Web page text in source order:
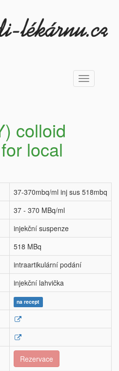
Toggle
navigation
colloid
local
37-370mbq/ml inj sus 518mbq
37 - 370 MBq/ml
injekční suspenze
518 MBq
intraartikulární podání
injekční lahvička
na recept
Rezervace